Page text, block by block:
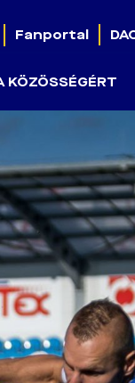
Fanportal
KÖZÖSSÉGÉRT